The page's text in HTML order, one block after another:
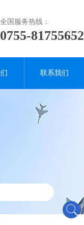
全国服务热线：
0755-81755652
联系我们